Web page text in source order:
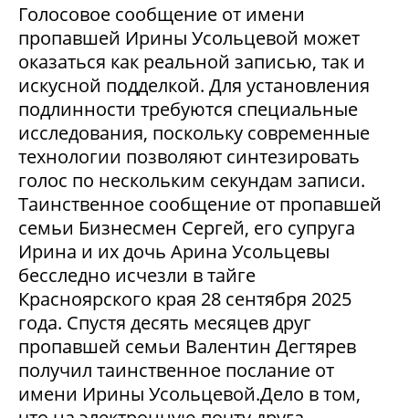
Голосовое сообщение от имени
пропавшей Ирины Усольцевой может
оказаться как реальной записью, так и
искусной подделкой. Для установления
подлинности требуются специальные
исследования, поскольку современные
технологии позволяют синтезировать
голос по нескольким секундам записи.
Таинственное сообщение от пропавшей
семьи Бизнесмен Сергей, его супруга
Ирина и их дочь Арина Усольцевы
бесследно исчезли в тайге
Красноярского края 28 сентября 2025
года. Спустя десять месяцев друг
пропавшей семьи Валентин Дегтярев
получил таинственное послание от
имени Ирины Усольцевой.Дело в том,